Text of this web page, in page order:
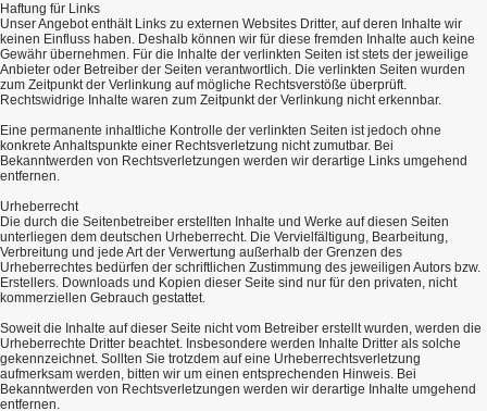
Haftung für Links
Unser Angebot enthält Links zu externen Websites Dritter, auf deren Inhalte wir
keinen Einfluss haben. Deshalb können wir für diese fremden Inhalte auch keine
Gewähr übernehmen. Für die Inhalte der verlinkten Seiten ist stets der jeweilige
Anbieter oder Betreiber der Seiten verantwortlich. Die verlinkten Seiten wurden
zum Zeitpunkt der Verlinkung auf mögliche Rechtsverstöße überprüft.
Rechtswidrige Inhalte waren zum Zeitpunkt der Verlinkung nicht erkennbar.
Eine permanente inhaltliche Kontrolle der verlinkten Seiten ist jedoch ohne
konkrete Anhaltspunkte einer Rechtsverletzung nicht zumutbar. Bei
Bekanntwerden von Rechtsverletzungen werden wir derartige Links umgehend
entfernen.
Urheberrecht
Die durch die Seitenbetreiber erstellten Inhalte und Werke auf diesen Seiten
unterliegen dem deutschen Urheberrecht. Die Vervielfältigung, Bearbeitung,
Verbreitung und jede Art der Verwertung außerhalb der Grenzen des
Urheberrechtes bedürfen der schriftlichen Zustimmung des jeweiligen Autors bzw.
Erstellers. Downloads und Kopien dieser Seite sind nur für den privaten, nicht
kommerziellen Gebrauch gestattet.
Soweit die Inhalte auf dieser Seite nicht vom Betreiber erstellt wurden, werden die
Urheberrechte Dritter beachtet. Insbesondere werden Inhalte Dritter als solche
gekennzeichnet. Sollten Sie trotzdem auf eine Urheberrechtsverletzung
aufmerksam werden, bitten wir um einen entsprechenden Hinweis. Bei
Bekanntwerden von Rechtsverletzungen werden wir derartige Inhalte umgehend
entfernen.